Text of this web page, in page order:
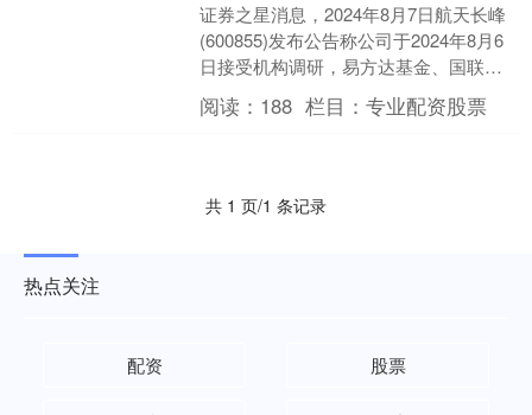
证券之星消息，2024年8月7日航天长峰
(600855)发布公告称公司于2024年8月6
日接受机构调研，易方达基金、国联军
工参与。 具体内容如下： 北京航天长
峰....
阅读： 188 栏目：专业配资股票
共 1 页/1 条记录
热点关注
配资 股票